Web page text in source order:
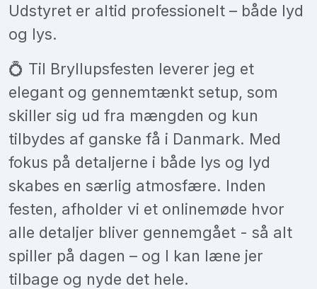
Udstyret er altid professionelt – både lyd
og lys.
💍 Til Bryllupsfesten leverer jeg et
elegant og gennemtænkt setup, som
skiller sig ud fra mængden og kun
tilbydes af ganske få i Danmark. Med
fokus på detaljerne i både lys og lyd
skabes en særlig atmosfære. Inden
festen, afholder vi et onlinemøde hvor
alle detaljer bliver gennemgået - så alt
spiller på dagen – og I kan læne jer
tilbage og nyde det hele.